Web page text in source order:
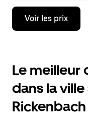
Appuyez
la
bas
pour
ouvrir
le
calendrier
et
Voir les prix
Le meilleur
dans la